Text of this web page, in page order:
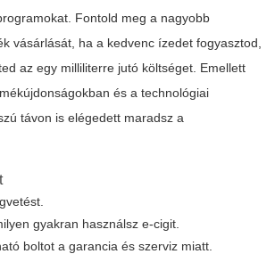
Fontold meg a nagyobb
vásárlását, ha a kedvenc ízedet fogyasztod,
az egy milliliterre jutó költséget. Emellett
és a technológiai
távon is elégedett maradsz a
gyakran használsz e-cigit.
boltot a garancia és szerviz miatt.